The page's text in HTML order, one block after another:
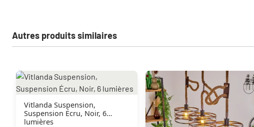
Autres produits similaires
Vitlanda Suspension,
Suspension Écru, Noir, 6
lumières